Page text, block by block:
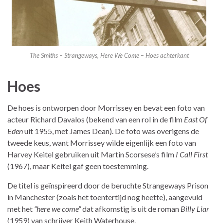
The Smiths – Strangeways, Here We Come – Hoes achterkant
Hoes
De hoes is ontworpen door Morrissey en bevat een foto van
acteur Richard Davalos (bekend van een rol in de film East Of
Edenuit 1955, met James Dean). De foto was overigens de
tweede keus, want Morrissey wilde eigenlijk een foto van
Harvey Keitel gebruiken uit Martin Scorsese’s film I Call First
(1967), maar Keitel gaf geen toestemming.
De titel is geïnspireerd door de beruchte Strangeways Prison
in Manchester (zoals het toentertijd nog heette), aangevuld
met het “here we come”dat afkomstig is uit de roman Billy Liar
(1959) van schrijver Keith Waterhouse.